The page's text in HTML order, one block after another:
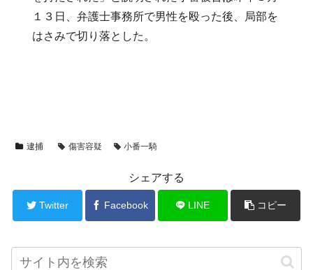
１３日、弁護士事務所で男性を殴った後、局部を
はさみで切り落とした。
逮捕 傷害容疑 小番一騎
シェアする
Twitter Facebook LINE コピー